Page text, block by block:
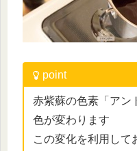
point
赤紫蘇の色素「アン
色が変わります
この変化を利用して